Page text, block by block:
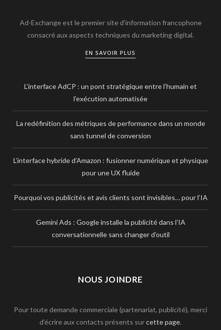
Ad-Exchange est le premier site d’information francophone
consacré aux aspects techniques du marketing digital.
EN SAVOIR PLUS
L’interface AdCP : un pont stratégique entre l’humain et
l’exécution automatisée
La redéfinition des métriques de performance dans un monde
sans tunnel de conversion
L’interface hybride d’Amazon : fusionner numérique et physique
pour une UX fluide
Pourquoi vos publicités et avis clients sont invisibles… pour l’IA
Gemini Ads : Google installe la publicité dans l’IA
conversationnelle sans changer d’outil
NOUS JOINDRE
Pour toute demande commerciale (partenariat, publicité), merci
d’écrire aux contacts présents surcette page.